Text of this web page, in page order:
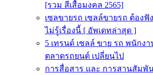
[รวม สีเสื้อมงคล 2565]
เซลขายรถ เซลล์ขายรถ ต้อง
ไม่รู้เรื่องนี้ [ อัพเดทล่าสุด ]
5 เทรนด์ เซลล์ ขาย รถ พนักง
ตลาดรถยนต์ เปลี่ยนไป
การสื่อสาร และ การสานสัมพั